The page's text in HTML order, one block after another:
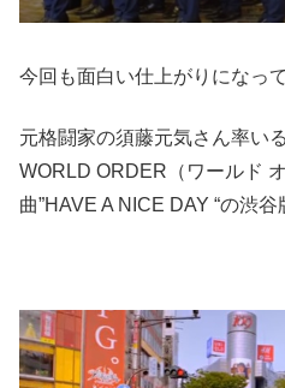
今回も面白い仕上がりになっ
元格闘家の須藤元気さん率い
WORLD ORDER（ワールド
曲”HAVE A NICE DAY “の渋